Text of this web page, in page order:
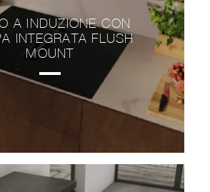
A INDUZIONE CON
INTEGRATA FLUSH
MOUNT